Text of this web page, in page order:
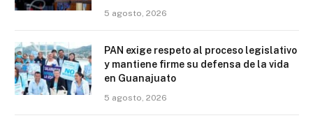
5 agosto, 2026
PAN exige respeto al proceso legislativo
y mantiene firme su defensa de la vida
en Guanajuato
5 agosto, 2026